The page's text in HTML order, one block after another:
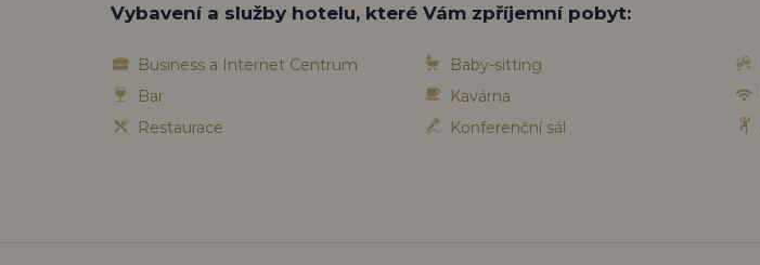
Vybavení a služby hotelu, které Vám zpříjemní pobyt:
Business a Internet Centrum
Bar
Restaurace
Baby-sitting
Kavárna
Konferenční sál